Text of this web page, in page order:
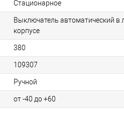
Стационарное
Выключатель автоматический в
корпусе
380
109307
Ручной
от -40 до +60